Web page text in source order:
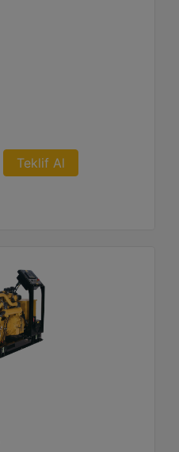
Teklif Al